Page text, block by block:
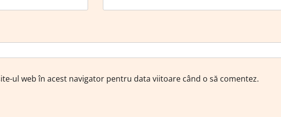
ul web în acest navigator pentru data viitoare când o să comentez.